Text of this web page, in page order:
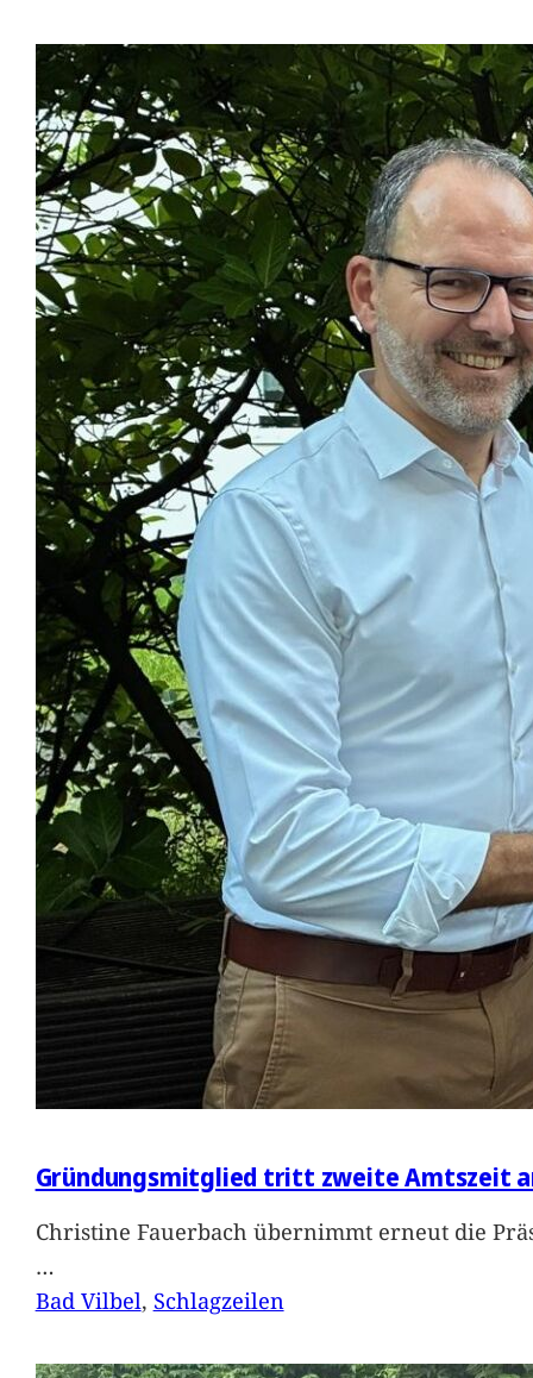
Gründungsmitglied tritt zweite Amtszeit
Christine Fauerbach übernimmt erneut die
…
Bad Vilbel, Schlagzeilen